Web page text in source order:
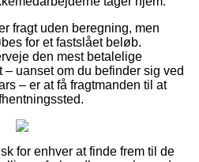
fragt uden beregning, men
for et fastslået beløb.
den mest betalelige
– uanset om du befinder sig ved
– er at få fragtmanden til at
for enhver at finde frem til de